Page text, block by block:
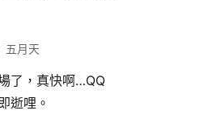
了，真快啊…QQ
逝哩。
分
五月天